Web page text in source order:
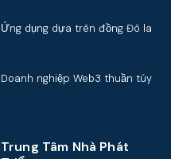
Ứng dụng dựa trên đồng Đô la
Doanh nghiệp Web3 thuần túy
Trung Tâm Nhà Phát